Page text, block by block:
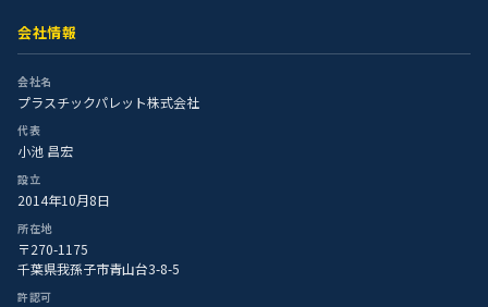
会社情報
会社名
プラスチックパレット株式会社
代表
小池 昌宏
設立
2014年10月8日
所在地
〒270-1175
千葉県我孫子市青山台3-8-5
許認可